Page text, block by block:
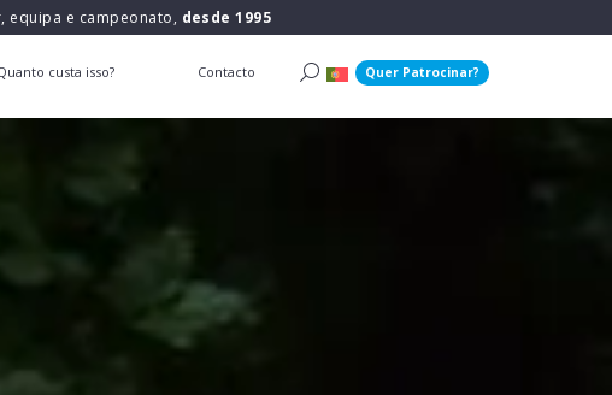
equipa e campeonato, desde 1995
custa isso? Contacto Quer Patrocinar?